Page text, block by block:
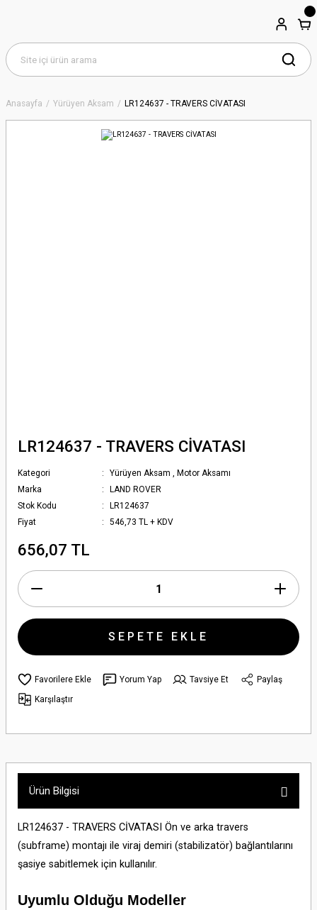
Anasayfa Yürüyen Aksam LR124637 - TRAVERS CİVATASI
LR124637 - TRAVERS CİVATASI
Kategori Yürüyen Aksam , Motor Aksamı
Marka
LAND ROVER
Stok Kodu
LR124637
Fiyat
546,73 TL + KDV
656,07 TL
SEPETE EKLE
Yorum Yap Tavsiye Et
Paylaş
Karşılaştır
Ürün Bilgisi
LR124637 - TRAVERS CİVATASI Ön ve arka travers
(subframe) montajı ile viraj demiri (stabilizatör) bağlantılarını
şasiye sabitlemek için kullanılır.
Uyumlu Olduğu Modeller